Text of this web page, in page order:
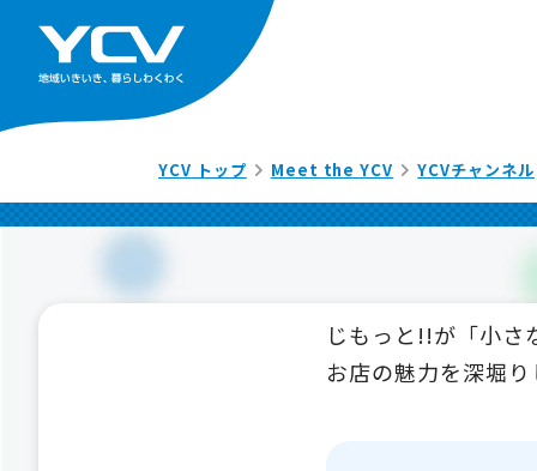
YCV トップ Meet the YCV YCVチャンネル
じもっと!!が「小さ
お店の魅力を深堀